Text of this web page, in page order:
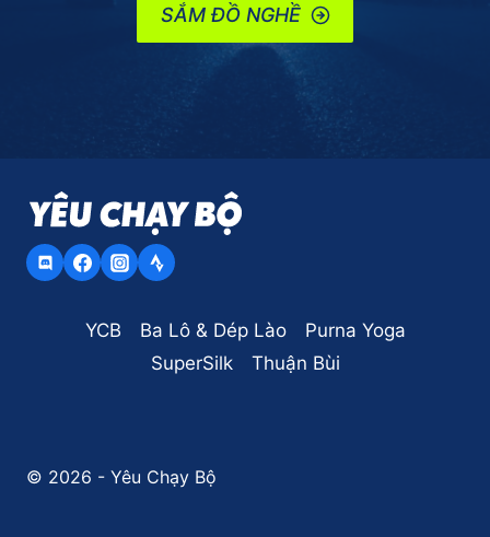
SẮM ĐỒ NGHỀ
YCB Ba Lô & Dép Lào
Purna Yoga
SuperSilk
Thuận Bùi
© 2026 - Yêu Chạy Bộ